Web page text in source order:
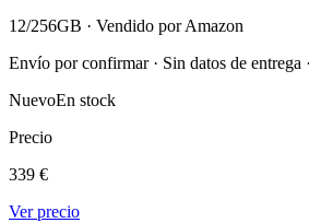
12/256GB · Vendido por Amazon
Envío por confirmar · Sin datos de entrega
NuevoEn stock
Precio
339 €
Ver precio